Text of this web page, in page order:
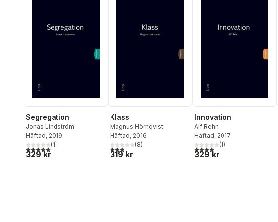
Segregation
Jonas Lindström
Häftad, 2019
5,0utav 5 stjärnor. Totalt antal röster:
(1)
329 kr
Klass
Magnus Hörnqvist
Häftad, 2016
2,9utav 5 stjärnor. Totalt antal röster:
(8)
319 kr
Innovation
Alf Rehn
Häftad, 2017
4,0utav 5 stjärnor. Totalt
(1)
329 kr